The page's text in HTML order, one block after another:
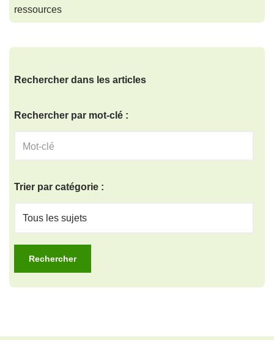
ressources
Rechercher dans les articles
Rechercher par mot-clé :
Trier par catégorie :